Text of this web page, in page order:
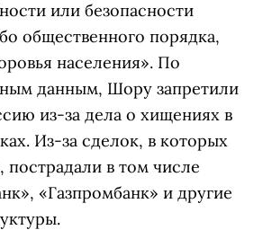
или безопасности
общественного порядка,
населения». По
данным, Шору запретили
из-за дела о хищениях в
Из-за сделок, в которых
в том числе
«Газпромбанк» и другие